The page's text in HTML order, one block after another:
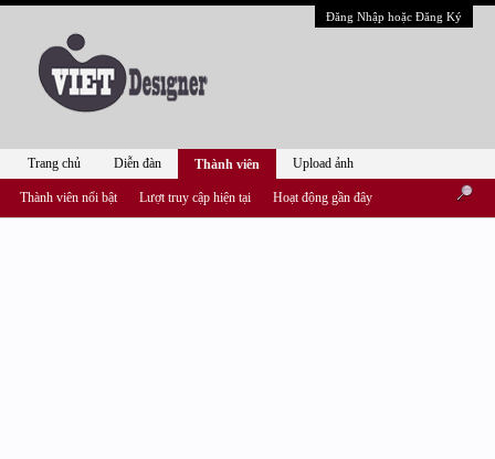
Đăng Nhập hoặc Đăng Ký
Trang chủ Diễn đàn Thành viên
Thành viên nổi bật Lượt truy cập hiện tại Hoạt động gần đây
Upload ảnh